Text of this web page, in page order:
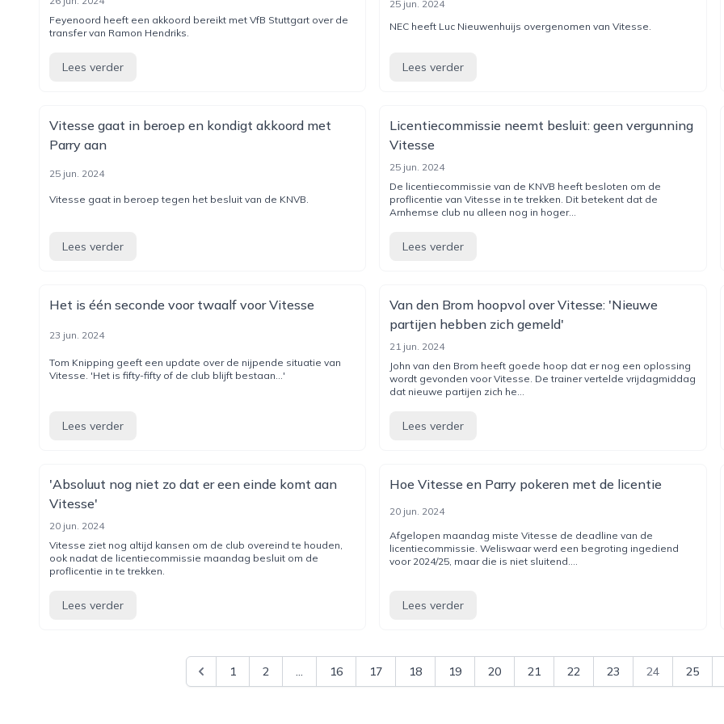
Feyenoord heeft een akkoord bereikt met VfB Stuttgart over de
transfer van Ramon Hendriks.
Lees verder
25 jun. 2024
NEC heeft Luc Nieuwenhuijs overgenomen van Vitesse.
Lees verder
Vitesse gaat in beroep en kondigt akkoord met
Parry aan
25 jun. 2024
Vitesse gaat in beroep tegen het besluit van de KNVB.
Lees verder
Licentiecommissie neemt besluit: geen vergunning
Vitesse
25 jun. 2024
De licentiecommissie van de KNVB heeft besloten om de
proflicentie van Vitesse in te trekken. Dit betekent dat de
Arnhemse club nu alleen nog in hoger...
Lees verder
Het is één seconde voor twaalf voor Vitesse
23 jun. 2024
Tom Knipping geeft een update over de nijpende situatie van
Vitesse. 'Het is fifty-fifty of de club blijft bestaan...'
Lees verder
Van den Brom hoopvol over Vitesse: 'Nieuwe
partijen hebben zich gemeld'
21 jun. 2024
John van den Brom heeft goede hoop dat er nog een oplossing
wordt gevonden voor Vitesse. De trainer vertelde vrijdagmiddag
dat nieuwe partijen zich he...
Lees verder
'Absoluut nog niet zo dat er een einde komt aan
Vitesse'
20 jun. 2024
Vitesse ziet nog altijd kansen om de club overeind te houden,
ook nadat de licentiecommissie maandag besluit om de
proflicentie in te trekken.
Lees verder
Hoe Vitesse en Parry pokeren met de licentie
20 jun. 2024
Afgelopen maandag miste Vitesse de deadline van de
licentiecommissie. Weliswaar werd een begroting ingediend
voor 2024/25, maar die is niet sluitend....
Lees verder
1 2 ... 16 17 18 19 20 21 22 23 24 25